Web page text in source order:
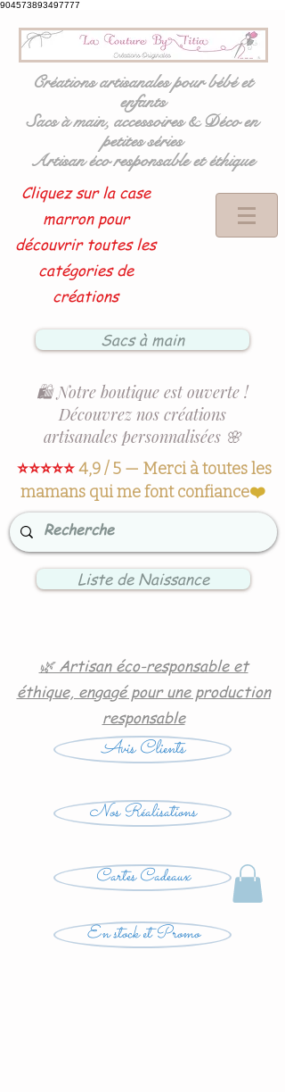
904573893497777
Créations artisanales pour bébé et
enfants
Sacs à main, accessoires & Déco en
petites séries
Artisan éco responsable et éthique
Cliquez sur la case
marron pour
découvrir toutes les
catégories de
créations
Sacs à main
🛍️ Notre boutique est ouverte !
Découvrez nos créations
artisanales personnalisées 🌸
⭐⭐⭐⭐⭐4,9 / 5 — Merci à toutes les
mamans qui me font confiance❤️
Liste de Naissance
🌿 Artisan éco-responsable et
éthique, engagé pour une production
responsable
Avis Clients
Nos Réalisations
Cartes Cadeaux
En stock et Promo